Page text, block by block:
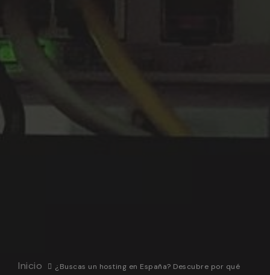
Inicio
¿Buscas un hosting en España? Descubre por qué